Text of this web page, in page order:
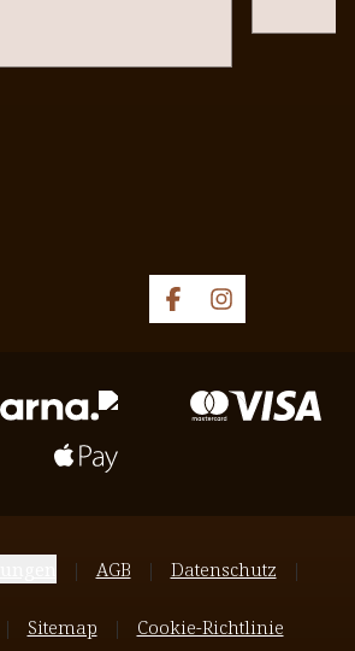
AGB Datenschutz
Sitemap Cookie-Richtlinie